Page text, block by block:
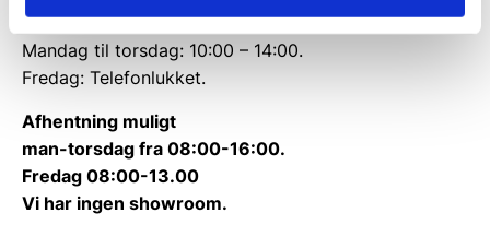
Mandag til torsdag: 10:00 – 14:00.
Fredag: Telefonlukket.
Afhentning muligt
man-torsdag fra 08:00-16:00.
Fredag 08:00-13.00
Vi har ingen showroom.